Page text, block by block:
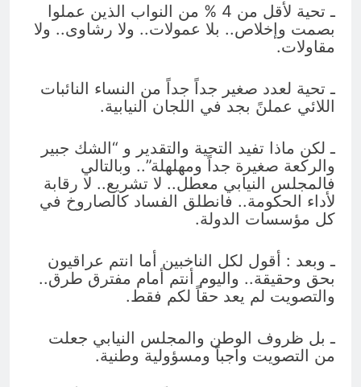
ـ تحية لأقل من 4 % من النواب الذين عملوا
بصمت وإخلاص.. بلا عمولات.. ولا رشاوى.. ولا
مقاولات.
ـ تحية لعدد صغير جداً جداً من النساء النائبات
اللائي عملنً بجد في اللجان النيابية.
ـ لكن ماذا تفيد التحية والتقدير و “الشك جبير
والركعة صغيرة جداً ومهلهلة”.. وبالتالي
فالمجلس النيابي معطل.. لا تشريع.. لا رقابة
لأداء الحكومة.. فانطلق الفساد كالصاروخ في
كل مؤسسات الدولة.
ـ وبعد : أقول لكل الناخبين أما انتم عراقيون
بحق وحقيقة.. واليوم أنتم أمام مفترق طرق..
والتصويت لم يعد حقاً لكم فقط.
ـ بل ظروف الوطن والمجلس النيابي جعلت
من التصويت واجباً ومسؤولية وطنية.